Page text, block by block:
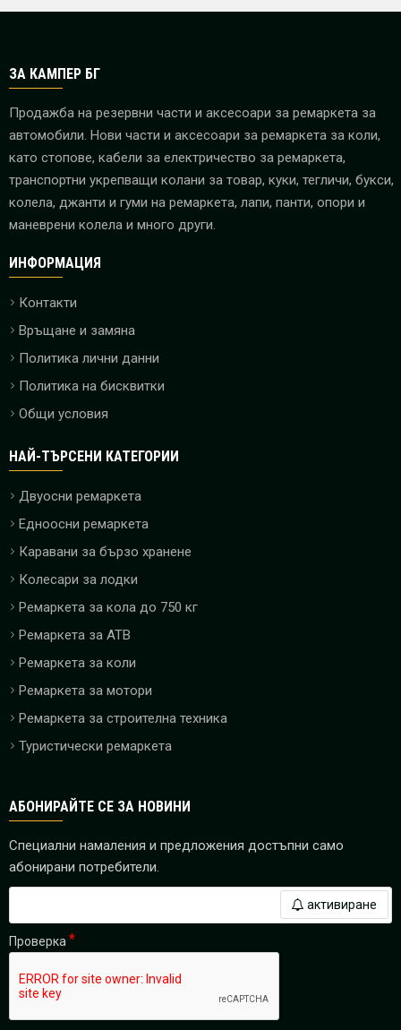
ЗА КАМПЕР БГ
Продажба на резервни части и аксесоари за ремаркета за
автомобили. Нови части и аксесоари за ремаркета за коли,
като стопове, кабели за електричество за ремаркета,
транспортни укрепващи колани за товар, куки, тегличи, букси,
колела, джанти и гуми на ремаркета, лапи, панти, опори и
маневрени колела и много други.
ИНФОРМАЦИЯ
Контакти
Връщане и замяна
Политика лични данни
Политика на бисквитки
Общи условия
НАЙ-ТЪРСЕНИ КАТЕГОРИИ
Двуосни ремаркета
Едноосни ремаркета
Каравани за бързо хранене
Колесари за лодки
Ремаркета за кола до 750 кг
Ремаркета за ATB
Ремаркета за коли
Ремаркета за мотори
Ремаркета за строителна техника
Туристически ремаркета
АБОНИРАЙТЕ СЕ ЗА НОВИНИ
Специални намаления и предложения достъпни само
абонирани потребители.
активиране
Проверка